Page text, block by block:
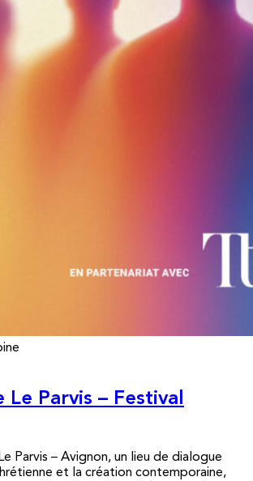
Le Parvis – Festival
Parvis – Avignon, un lieu de dialogue
et la création contemporaine,